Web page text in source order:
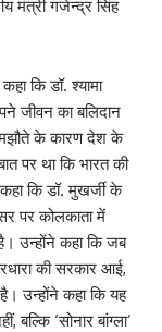
मंत्री गजेन्द्र सिंह
कि डॉ. श्यामा
जीवन का बलिदान
के कारण देश के
पर था कि भारत की
कि डॉ. मुखर्जी के
पर कोलकाता में
उन्होंने कहा कि जब
की सरकार आई,
उन्होंने कहा कि यह
बल्कि ‘सोनार बांग्ला’